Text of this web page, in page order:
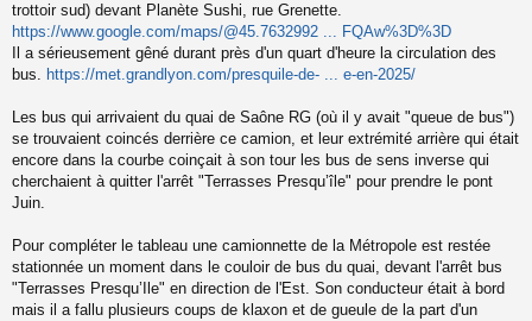
g
e
n
o
u
trottoir sud) devant Planète Sushi, rue Grenette.
https://www.google.com/maps/@45.7632992 ... FQAw%3D%3D
Il a sérieusement gêné durant près d'un quart d'heure la circulation des
bus. https://met.grandlyon.com/presquile-de- ... e-en-2025/
Les bus qui arrivaient du quai de Saône RG (où il y avait "queue de bus")
se trouvaient coincés derrière ce camion, et leur extrémité arrière qui était
encore dans la courbe coinçait à son tour les bus de sens inverse qui
cherchaient à quitter l'arrêt "Terrasses Presqu’île" pour prendre le pont
Juin.
Pour compléter le tableau une camionnette de la Métropole est restée
stationnée un moment dans le couloir de bus du quai, devant l'arrêt bus
"Terrasses Presqu’Ile" en direction de l'Est. Son conducteur était à bord
mais il a fallu plusieurs coups de klaxon et de gueule de la part d'un